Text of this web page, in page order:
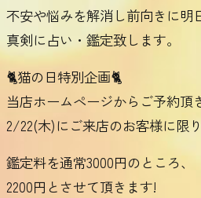
不安や悩みを解消し前向きに明
真剣に占い・鑑定致します。
🐈猫の日特別企画🐈
当店ホームページからご予約頂
2/22(木)にご来店のお客様に限
鑑定料を通常3000円のところ、
2200円とさせて頂きます!